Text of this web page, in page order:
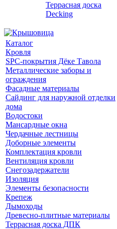
Террасная доска
Decking
Каталог
Кровля
SPC-покрытия Дёке Тавола
Металлические заборы и
ограждения
Фасадные материалы
Сайдинг для наружной отделки
дома
Водостоки
Мансардные окна
Чердачные лестницы
Доборные элементы
Комплектация кровли
Вентиляция кровли
Снегозадержатели
Изоляция
Элементы безопасности
Крепеж
Дымоходы
Древесно-плитные материалы
Террасная доска ДПК